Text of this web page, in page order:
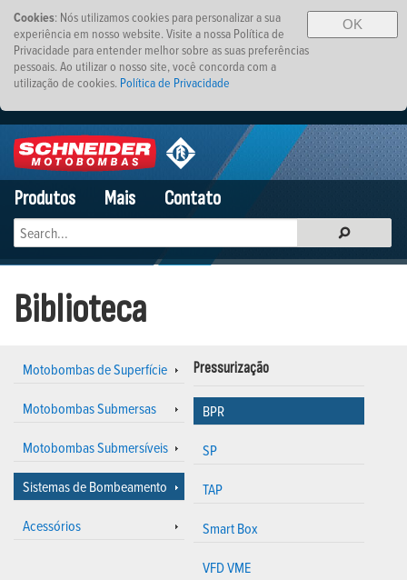
OK
Cookies: Nós utilizamos cookies para personalizar a sua
experiência em nosso website. Visite a nossa Política de
Privacidade para entender melhor sobre as suas preferências
pessoais. Ao utilizar o nosso site, você concorda com a
utilização de cookies. Política de Privacidade
Produtos Mais Contato
Biblioteca
Motobombas de Superfície
Motobombas Submersas
Motobombas Submersíveis
Sistemas de Bombeamento
Acessórios
Pressurização
BPR
SP
TAP
Smart Box
VFD VME